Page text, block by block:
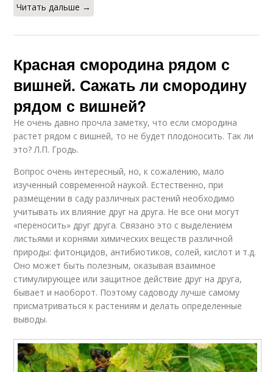
Читать дальше →
Красная смородина рядом с
вишней. Сажать ли смородину
рядом с вишней?
Не очень давно прочла заметку, что если смородина
растет рядом с вишней, то не будет плодоносить. Так ли
это? Л.П. Гродь.
Вопрос очень интересный, но, к сожалению, мало
изученный современной наукой. Естественно, при
размещении в саду различных растений необходимо
учитывать их влияние друг на друга. Не все они могут
«переносить» друг друга. Связано это с выделением
листьями и корнями химических веществ различной
природы: фитонцидов, антибиотиков, солей, кислот и т.д.
Оно может быть полезным, оказывая взаимное
стимулирующее или защитное действие друг на друга,
бывает и наоборот. Поэтому садоводу лучше самому
присматриваться к растениям и делать определенные
выводы.